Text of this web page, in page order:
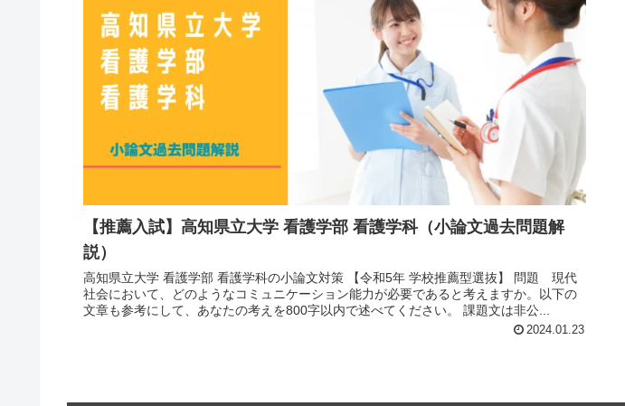
【推薦入試】高知県立大学 看護学部 看護学科（小論文過去問題解
説）
高知県立大学 看護学部 看護学科の小論文対策 【令和5年 学校推薦型選抜】 問題 現代
社会において、どのようなコミュニケーション能力が必要であると考えますか。以下の
文章も参考にして、あなたの考えを800字以内で述べてください。 課題文は非公...
2024.01.23